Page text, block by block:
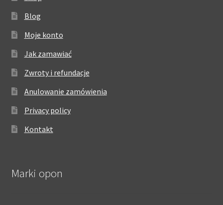
Blog
Moje konto
Jak zamawiać
Zwroty i refundacje
Anulowanie zamówienia
Privacy policy
Kontakt
Marki opon